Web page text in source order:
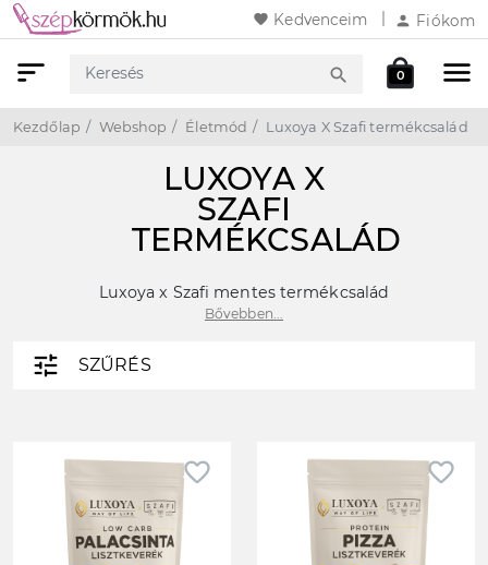
favorite Kedvenceim person Fiókom
menu
sort
Webshop
search
Keresés
local_mall
Kosár
0
Kezdőlap Webshop Életmód Luxoya X Szafi termékcsalád
LUXOYA X
SZAFI
TERMÉKCSALÁD
Luxoya x Szafi mentes termékcsalád
Bővebben...
tune SZŰRÉS
favorite_border favorite_border